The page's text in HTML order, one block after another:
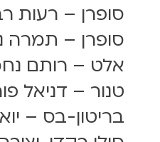
סופרן – רעות
סופרן – תמרה
אלט – רותם
טנור – דניאל
בריטון-בס –